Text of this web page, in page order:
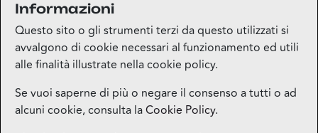
Medi-market
Piano terra
Mila Beauty Lounge
Piano terra
Informazioni
Questo sito o gli strumenti terzi da questo utilizzati si
avvalgono di cookie necessari al funzionamento ed utili
alle finalità illustrate nella cookie policy.
Se vuoi saperne di più o negare il consenso a tutti o ad
alcuni cookie, consulta laCookie Policy.